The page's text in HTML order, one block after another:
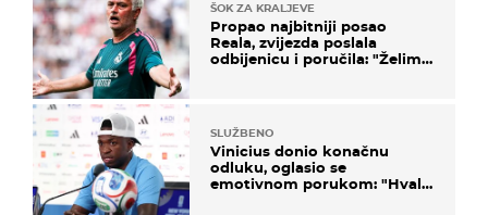
ŠOK ZA KRALJEVE
Propao najbitniji posao
Reala, zvijezda poslala
odbijenicu i poručila: "Želim
SLUŽBENO
Vinicius donio konačnu
odluku, oglasio se
emotivnom porukom: "Hvala